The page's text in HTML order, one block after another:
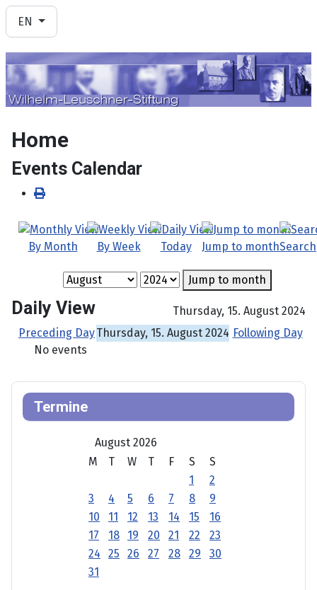
Select your language
EN
Home
Events Calendar
By Month By Week Today Jump to monthSearch
Jump to month
Daily View
Thursday, 15. August 2024
Preceding DayThursday, 15. August 2024 Following Day
No events
Termine
August 2026
M
T W T F S
S
1
2
3
4 5 6 7 8
9
10
11 12 13 14 15
16
17
18 19 20 21 22
23
24
25 26 27 28 29
30
31